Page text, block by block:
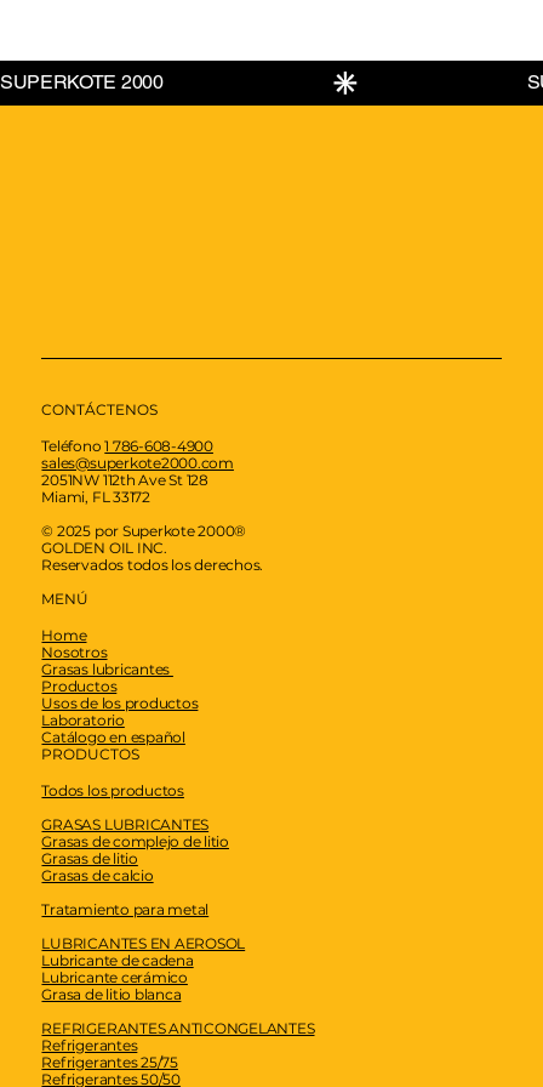
CONTÁCTENOS
Teléfono1 786-608-4900
sales@superkote2000.com
2051NW 112th Ave St 128
Miami, FL 33172
© 2025 por Superkote 2000®
GOLDEN OIL INC.
Reservados todos los derechos.
MENÚ
Home
Nosotros
Grasas lubricantes
Productos
Usos de los productos
Laboratorio
Catálogo en español
PRODUCTOS
Todos los productos
GRASAS LUBRICANTES
Grasas de complejo de litio
Grasas de litio
Grasas de calcio
Tratamiento para metal
LUBRICANTES EN AEROSOL
Lubricante de cadena
Lubricante cerámico
Grasa de litio blanca
REFRIGERANTES ANTICONGELANTES
Refrigerantes
Refrigerantes 25/75
Refrigerantes 50/50